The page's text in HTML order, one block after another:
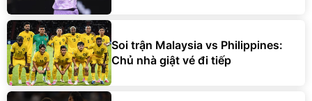
Soi trận Malaysia vs Philippines:
Chủ nhà giật vé đi tiếp